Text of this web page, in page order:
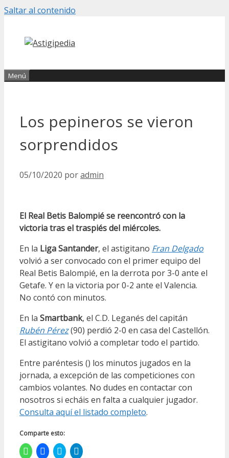
Saltar al contenido
Menú
Los pepineros se vieron
sorprendidos
05/10/2020 poradmin
El Real Betis Balompié se reencontró con la
victoria tras el traspiés del miércoles.
En la Liga Santander, el astigitano Fran Delgado
volvió a ser convocado con el primer equipo del
Real Betis Balompié, en la derrota por 3-0 ante el
Getafe. Y en la victoria por 0-2 ante el Valencia.
No contó con minutos.
En la Smartbank, el C.D. Leganés del capitán
Rubén Pérez(90) perdió 2-0 en casa del Castellón.
El astigitano volvió a completar todo el partido.
Entre paréntesis () los minutos jugados en la
jornada, a excepción de las competiciones con
cambios volantes. No dudes en contactar con
nosotros si echáis en falta a cualquier jugador.
Consulta aquí el listado completo.
Comparte esto:
Haz Haz Haz Haz